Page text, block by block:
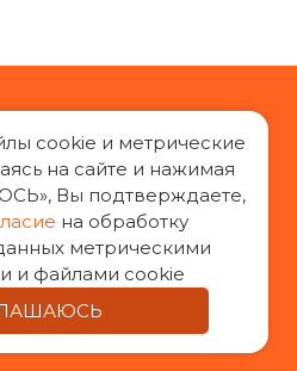
2014-2026 г.
защищены
материалов с сайта
гиперссылка на оригинал
cookie и метрические
на сайте и нажимая
Вы подтверждаете,
на обработку
метрическими
и файлами cookie